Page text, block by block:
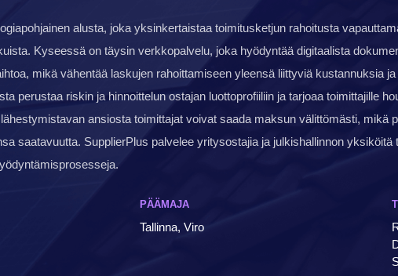
alusta, joka yksinkertaistaa toimitusketjun rahoitusta
Kyseessä on täysin verkkopalvelu, joka hyödyntää digitaalista
mikä vähentää laskujen rahoittamiseen yleensä liittyviä kustannuksia ja
perustaa riskin ja hinnoittelun ostajan luottoprofiiliin ja tarjoaa toimittajille
ansiosta toimittajat voivat saada maksun välittömästi, mikä
saatavuutta. SupplierPlus palvelee yritysostajia ja julkishallinnon yksiköitä
PÄÄMAJA
Tallinna, Viro